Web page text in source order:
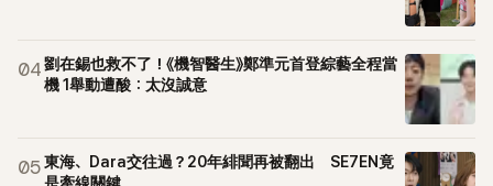
04劉在錫也救不了！《機智醫生》鄭準元首登綜藝全程當
機 1舉動遭酸：太沒誠意
05東海、Dara交往過？20年緋聞再被翻出 SE7EN竟